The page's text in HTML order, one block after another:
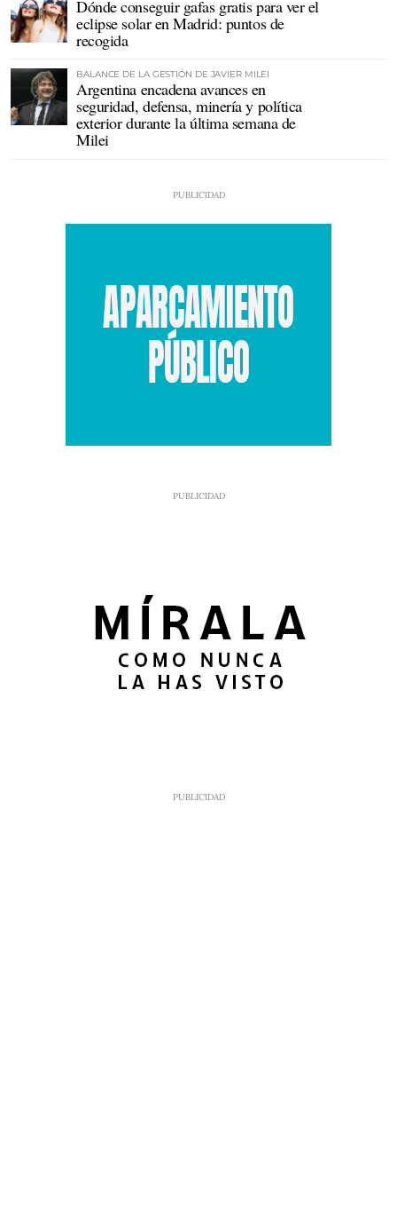
Dónde conseguir gafas gratis para ver el
eclipse solar en Madrid: puntos de
recogida
BALANCE DE LA GESTIÓN DE JAVIER MILEI
Argentina encadena avances en
seguridad, defensa, minería y política
exterior durante la última semana de
Milei